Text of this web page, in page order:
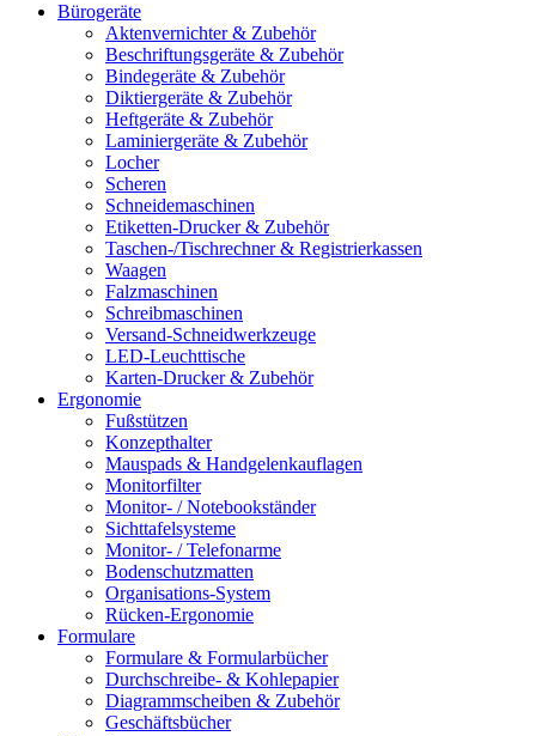
Bürogeräte
Aktenvernichter & Zubehör
Beschriftungsgeräte & Zubehör
Bindegeräte & Zubehör
Diktiergeräte & Zubehör
Heftgeräte & Zubehör
Laminiergeräte & Zubehör
Locher
Scheren
Schneidemaschinen
Etiketten-Drucker & Zubehör
Taschen-/Tischrechner & Registrierkassen
Waagen
Falzmaschinen
Schreibmaschinen
Versand-Schneidwerkzeuge
LED-Leuchttische
Karten-Drucker & Zubehör
Ergonomie
Fußstützen
Konzepthalter
Mauspads & Handgelenkauflagen
Monitorfilter
Monitor- / Notebookständer
Sichttafelsysteme
Monitor- / Telefonarme
Bodenschutzmatten
Organisations-System
Rücken-Ergonomie
Formulare
Formulare & Formularbücher
Durchschreibe- & Kohlepapier
Diagrammscheiben & Zubehör
Geschäftsbücher